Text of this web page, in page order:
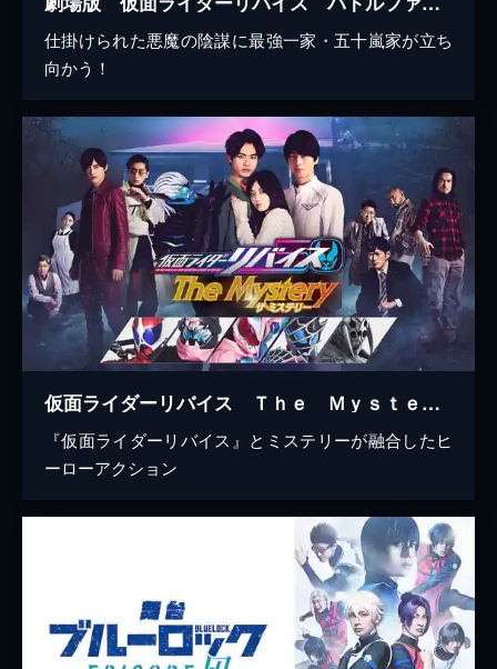
仕掛けられた悪魔の陰謀に最強一家・五十嵐家が立ち
向かう！
仮面ライダーリバイス Ｔｈｅ Ｍｙｓｔｅｒｙ
『仮面ライダーリバイス』とミステリーが融合したヒ
ーローアクション